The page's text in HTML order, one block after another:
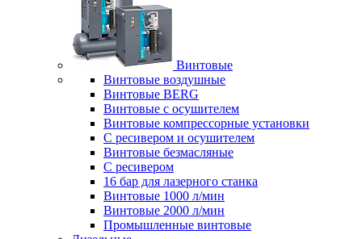
Винтовые
Винтовые воздушные
Винтовые BERG
Винтовые с осушителем
Винтовые компрессорные установки
C ресивером и осушителем
Винтовые безмасляные
C ресивером
16 бар для лазерного станка
Винтовые 1000 л/мин
Винтовые 2000 л/мин
Промышленные винтовые